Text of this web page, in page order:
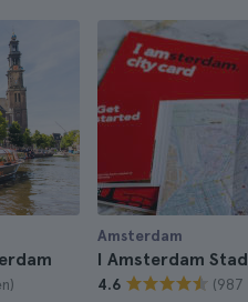
Amsterdam
I Amsterdam
4.6 (987